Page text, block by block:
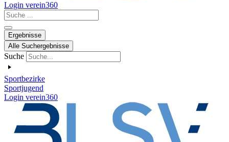
Login verein360
Search
...
Ergebnisse
Alle Suchergebnisse
Suche
Sportbezirke
Sportjugend
Login verein360